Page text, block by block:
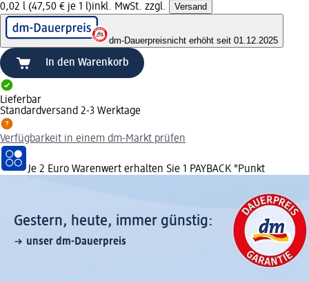
0,02 l (47,50 € je 1 l)inkl. MwSt. zzgl. Versand
dm-Dauerpreisnicht erhöht seit 01.12.2025
In den Warenkorb
Lieferbar
Standardversand 2-3 Werktage
Verfügbarkeit in einem dm-Markt prüfen
Je 2 Euro Warenwert erhalten Sie 1 PAYBACK °Punkt
Gestern, heute, immer günstig:
unser dm-Dauerpreis